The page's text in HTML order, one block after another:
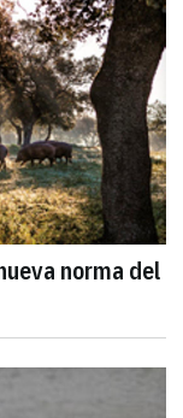
norma del